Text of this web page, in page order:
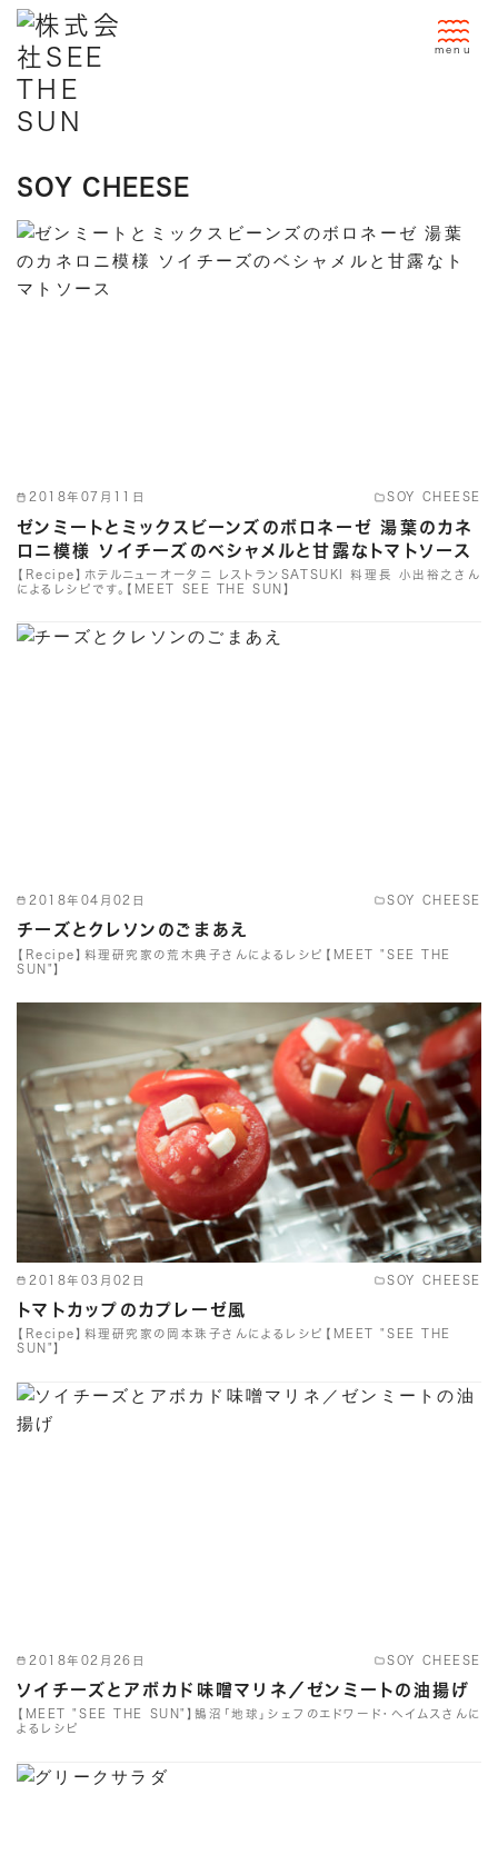
移SOY CHEESE
2018年07月11日 SOY CHEESE
ゼンミートとミックスビーンズのボロネーゼ 湯葉のカネ
ロニ模様 ソイチーズのベシャメルと甘露なトマトソース
【Recipe】ホテルニューオータニ レストランSATSUKI 料理長 小出裕之さん
によるレシピです。【MEET SEE THE SUN】
2018年04月02日 SOY CHEESE
チーズとクレソンのごまあえ
【Recipe】料理研究家の荒木典子さんによるレシピ【MEET "SEE THE
SUN"】
2018年03月02日 SOY CHEESE
トマトカップのカプレーゼ風
【Recipe】料理研究家の岡本珠子さんによるレシピ【MEET "SEE THE
SUN"】
2018年02月26日 SOY CHEESE
ソイチーズとアボカド味噌マリネ／ゼンミートの油揚げ
【MEET "SEE THE SUN"】鵠沼「地球」シェフのエドワード・ヘイムスさんに
よるレシピ